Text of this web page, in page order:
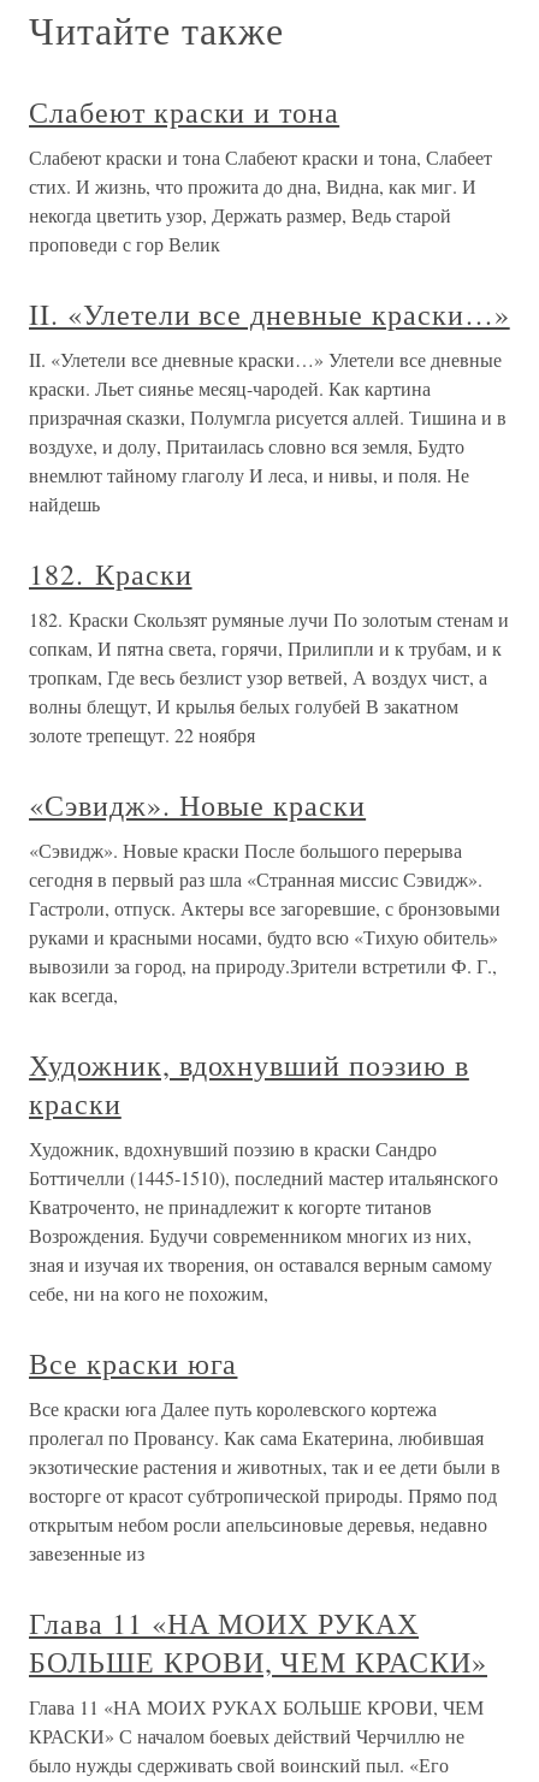
Читайте также
Слабеют краски и тона
Слабеют краски и тона Слабеют краски и тона, Слабеет
стих. И жизнь, что прожита до дна, Видна, как миг. И
некогда цветить узор, Держать размер, Ведь старой
проповеди с гор Велик
II. «Улетели все дневные краски…»
II. «Улетели все дневные краски…» Улетели все дневные
краски. Льет сиянье месяц-чародей. Как картина
призрачная сказки, Полумгла рисуется аллей. Тишина и в
воздухе, и долу, Притаилась словно вся земля, Будто
внемлют тайному глаголу И леса, и нивы, и поля. Не
найдешь
182. Краски
182. Краски Скользят румяные лучи По золотым стенам и
сопкам, И пятна света, горячи, Прилипли и к трубам, и к
тропкам, Где весь безлист узор ветвей, А воздух чист, а
волны блещут, И крылья белых голубей В закатном
золоте трепещут. 22 ноября
«Сэвидж». Новые краски
«Сэвидж». Новые краски После большого перерыва
сегодня в первый раз шла «Странная миссис Сэвидж».
Гастроли, отпуск. Актеры все загоревшие, с бронзовыми
руками и красными носами, будто всю «Тихую обитель»
вывозили за город, на природу.Зрители встретили Ф. Г.,
как всегда,
Художник, вдохнувший поэзию в
краски
Художник, вдохнувший поэзию в краски Сандро
Боттичелли (1445-1510), последний мастер итальянского
Кватроченто, не принадлежит к когорте титанов
Возрождения. Будучи современником многих из них,
зная и изучая их творения, он оставался верным самому
себе, ни на кого не похожим,
Все краски юга
Все краски юга Далее путь королевского кортежа
пролегал по Провансу. Как сама Екатерина, любившая
экзотические растения и животных, так и ее дети были в
восторге от красот субтропической природы. Прямо под
открытым небом росли апельсиновые деревья, недавно
завезенные из
Глава 11 «НА МОИХ РУКАХ
БОЛЬШЕ КРОВИ, ЧЕМ КРАСКИ»
Глава 11 «НА МОИХ РУКАХ БОЛЬШЕ КРОВИ, ЧЕМ
КРАСКИ» С началом боевых действий Черчиллю не
было нужды сдерживать свой воинский пыл. «Его